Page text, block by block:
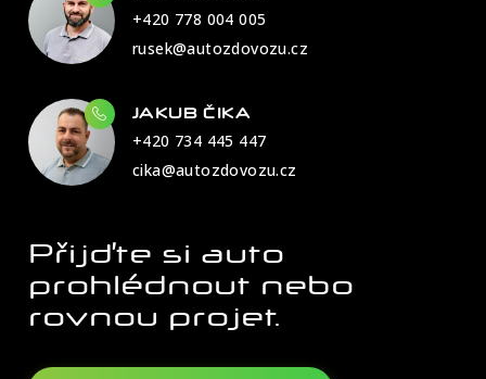
+420 778 004 005
rusek@autozdovozu.cz
JAKUB ČIKA
+420 734 445 447
cika@autozdovozu.cz
Přijďte si auto
prohlédnout nebo
rovnou projet.